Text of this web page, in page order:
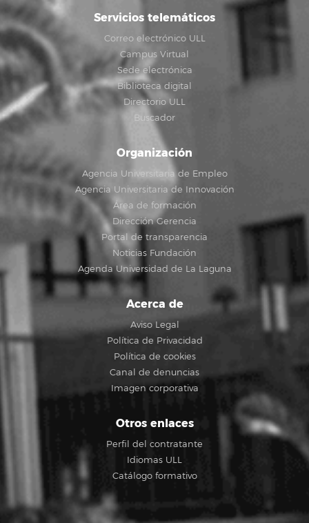
Servicios telemáticos
Correo electrónico ULL
Campus Virtual
Sede electrónica
Biblioteca digital
Directorio ULL
Buscador
Organización
Agencia Universitaria de Empleo
Agencia Universitaria de Innovación
Área de formación
Dirección Gerencia
Portal de transparencia
Noticias Fundación
Agenda Universidad de La Laguna
Acerca de
Aviso Legal
Política de Privacidad
Política de cookies
Canal de denuncias
Imagen corporativa
Otros enlaces
Perfil del contratante
Idiomas ULL
Catálogo formativo